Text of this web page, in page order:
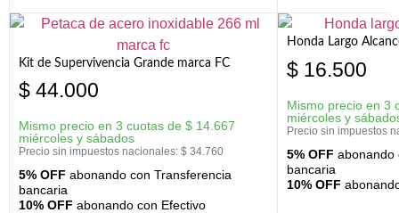
Kit de Supervivencia Grande marca FC
$ 44.000
Mismo precio en 3 cuotas de $ 14.667
miércoles y sábados
Precio sin impuestos nacionales: $ 34.760
5% OFF abonando con Transferencia
bancaria
10% OFF abonando con Efectivo
Honda Largo
$ 16.500
Mismo precio en 3
miércoles y
Precio sin impuestos
5% OFF abonando
bancaria
10% OFF